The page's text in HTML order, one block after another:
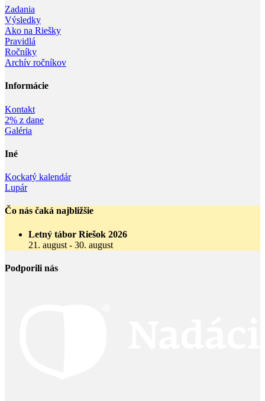
Zadania
Výsledky
Ako na Riešky
Pravidlá
Ročníky
Archív ročníkov
Informácie‎
Kontakt
2% z dane
Galéria
Iné
Kockatý kalendár
Lupár
Čo nás čaká najbližšie
Letný tábor Riešok 2026
21. august - 30. august
Podporili nás